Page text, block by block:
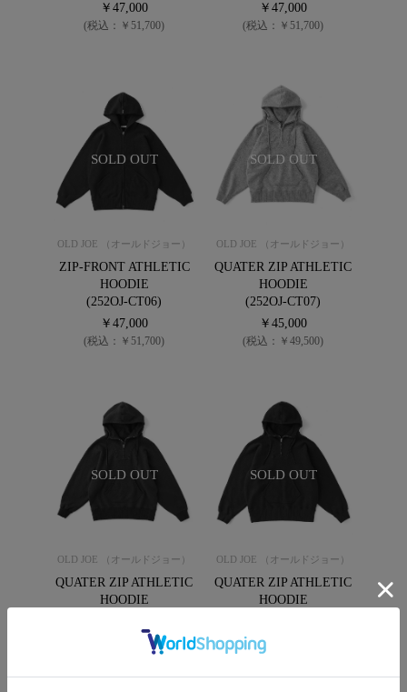
￥47,000
(税込：￥51,700)
￥47,000
(税込：￥51,700)
SOLD OUT
OLD JOE （オールドジョー）
ZIP-FRONT ATHLETIC
HOODIE
(252OJ-CT06)
￥47,000
(税込：￥51,700)
SOLD OUT
OLD JOE （オールドジョー）
QUATER ZIP ATHLETIC
HOODIE
(252OJ-CT07)
￥45,000
(税込：￥49,500)
SOLD OUT
OLD JOE （オールドジョー）
QUATER ZIP ATHLETIC
HOODIE
￥45,000
(税込：￥49,500)
SOLD OUT
OLD JOE （オールドジョー）
QUATER ZIP ATHLETIC
HOODIE
￥45,000
(税込：￥49,500)